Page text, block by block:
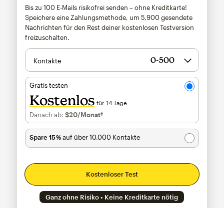
Bis zu 100 E-Mails risikofrei senden – ohne Kreditkarte!
Speichere eine Zahlungsmethode, um 5,900 gesendete
Nachrichten für den Rest deiner kostenlosen Testversion
freizuschalten.
Kontakte
Gratis testen
Kostenlos für 14 Tage
Danach ab: $20/Monat†pro Monat†
Spare 15 %auf über 10.000 Kontakte
Kostenloser Test
Ganz ohne Risiko • Keine Kreditkarte nötig